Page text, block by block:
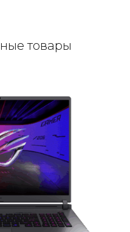
товары